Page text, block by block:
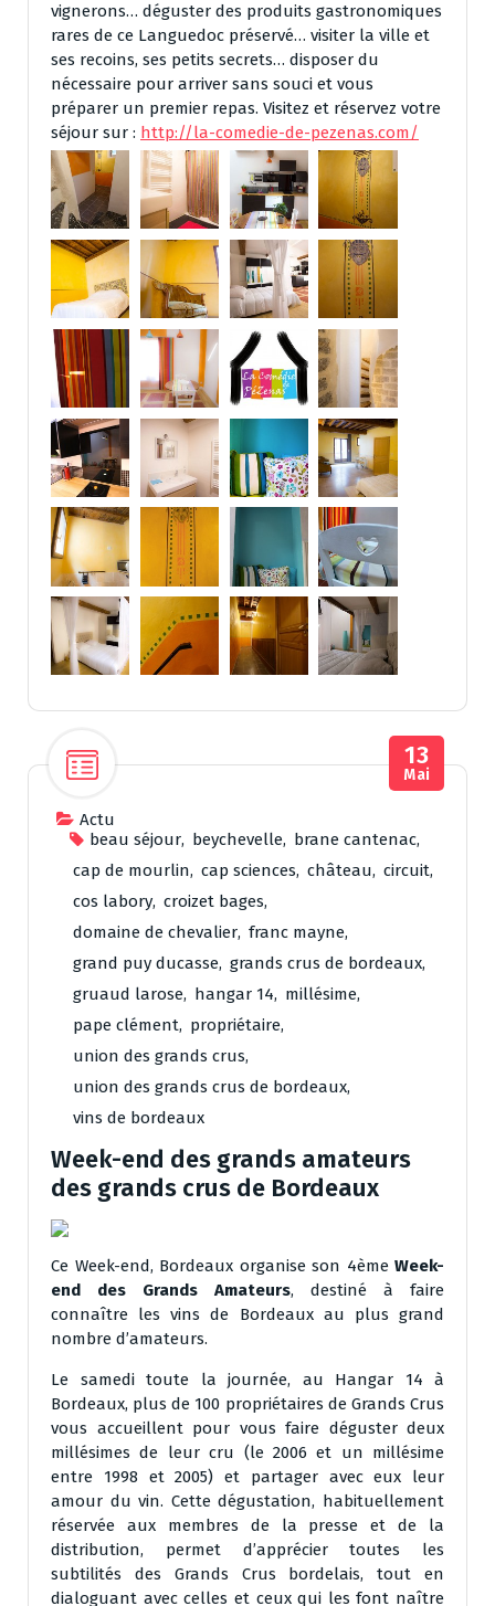
vignerons… déguster des produits gastronomiques
rares de ce Languedoc préservé… visiter la ville et
ses recoins, ses petits secrets… disposer du
nécessaire pour arriver sans souci et vous
préparer un premier repas. Visitez et réservez votre
séjour sur : http://la-comedie-de-pezenas.com/
Actu
beau séjour, beychevelle, brane cantenac,
cap de mourlin, cap sciences, château, circuit,
cos labory, croizet bages,
domaine de chevalier, franc mayne,
grand puy ducasse, grands crus de bordeaux,
gruaud larose, hangar 14, millésime,
pape clément, propriétaire,
union des grands crus,
union des grands crus de bordeaux,
vins de bordeaux
13
Mai
Week-end des grands amateurs
des grands crus de Bordeaux
Ce Week-end, Bordeaux organise son 4ème Week-
end des Grands Amateurs, destiné à faire
connaître les vins de Bordeaux au plus grand
nombre d’amateurs.
Le samedi toute la journée, au Hangar 14 à
Bordeaux, plus de 100 propriétaires de Grands Crus
vous accueillent pour vous faire déguster deux
millésimes de leur cru (le 2006 et un millésime
entre 1998 et 2005) et partager avec eux leur
amour du vin. Cette dégustation, habituellement
réservée aux membres de la presse et de la
distribution, permet d’apprécier toutes les
subtilités des Grands Crus bordelais, tout en
dialoguant avec celles et ceux qui les font naître